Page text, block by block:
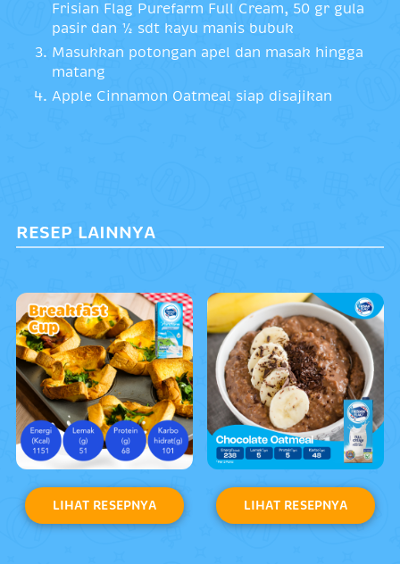
Frisian Flag Purefarm Full Cream, 50 gr gula
pasir dan ½ sdt kayu manis bubuk
Masukkan potongan apel dan masak hingga
matang
Apple Cinnamon Oatmeal siap disajikan
RESEP LAINNYA
LIHAT RESEPNYA LIHAT RESEPNYA